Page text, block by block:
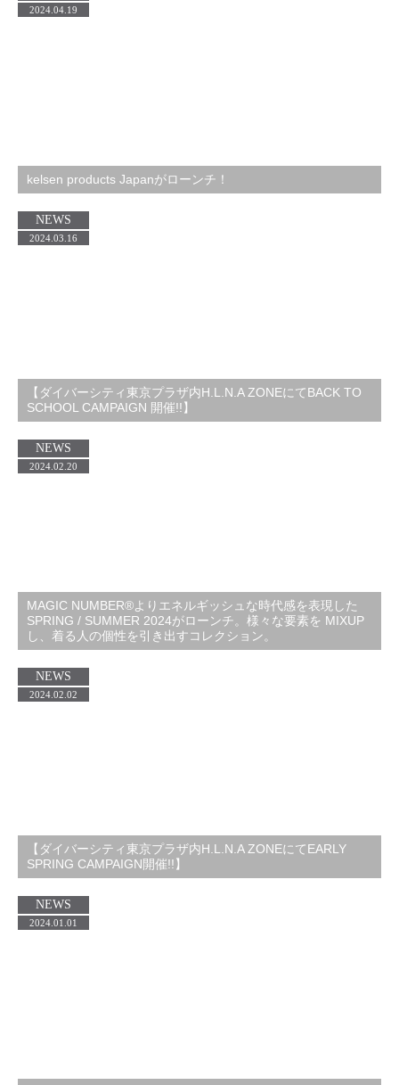
kelsen products Japanがローンチ！
2024.04.19
【ダイバーシティ東京プラザ内H.L.N.A ZONEにてBACK TO
SCHOOL CAMPAIGN 開催!!】
NEWS
2024.03.16
MAGIC NUMBER®️よりエネルギッシュな時代感を表現した
SPRING / SUMMER 2024がローンチ。様々な要素を MIXUP
し、着る人の個性を引き出すコレクション。
NEWS
2024.02.20
【ダイバーシティ東京プラザ内H.L.N.A ZONEにてEARLY
SPRING CAMPAIGN開催!!】
NEWS
2024.02.02
NEWS
2024.01.01